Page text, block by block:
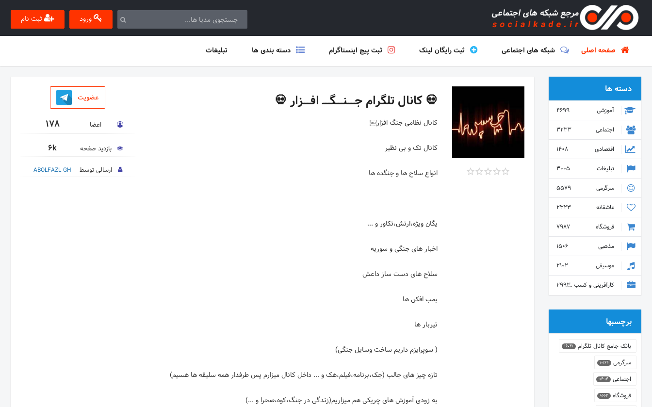
ورود ثبت نام
صفحه اصلی شبکه های اجتماعی ثبت رایگان لینک ثبت پیج اینستاگرام دسته بندی ها تبلیغات
💀 کانال تلگرام جـــــنـــــگـــــ افـــــزار 💀
کانال نظامی جنگ افزار￼
اخبار های جنگی و سوریه
عضویت
اعضا 178
بازدید صفحه 6k
ارسالی توسط ABOLFAZL GH
دسته ها
آموزشی
4699
اجتماعی
3233
اقتصادی
1408
تبلیغات
3005
سرگرمی
5579
عاشقانه
2323
فروشگاه
7987
مذهبی
1506
موسیقی
2102
کارآفرینی و کسب و کار 2993
برچسبها
بانک جامع کانال تلگرام 16041
سرگرمی 10164
اجتماعی 9494
فروشگاه 8662